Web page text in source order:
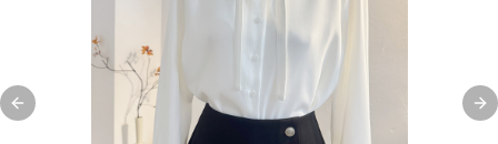
Previous slide